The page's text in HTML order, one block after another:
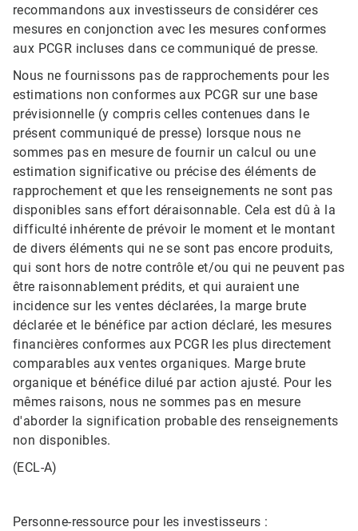
recommandons aux investisseurs de considérer ces
mesures en conjonction avec les mesures conformes
aux PCGR incluses dans ce communiqué de presse.
Nous ne fournissons pas de rapprochements pour les
estimations non conformes aux PCGR sur une base
prévisionnelle (y compris celles contenues dans le
présent communiqué de presse) lorsque nous ne
sommes pas en mesure de fournir un calcul ou une
estimation significative ou précise des éléments de
rapprochement et que les renseignements ne sont pas
disponibles sans effort déraisonnable. Cela est dû à la
difficulté inhérente de prévoir le moment et le montant
de divers éléments qui ne se sont pas encore produits,
qui sont hors de notre contrôle et/ou qui ne peuvent pas
être raisonnablement prédits, et qui auraient une
incidence sur les ventes déclarées, la marge brute
déclarée et le bénéfice par action déclaré, les mesures
financières conformes aux PCGR les plus directement
comparables aux ventes organiques. Marge brute
organique et bénéfice dilué par action ajusté. Pour les
mêmes raisons, nous ne sommes pas en mesure
d'aborder la signification probable des renseignements
non disponibles.
(ECL-A)
Personne-ressource pour les investisseurs :